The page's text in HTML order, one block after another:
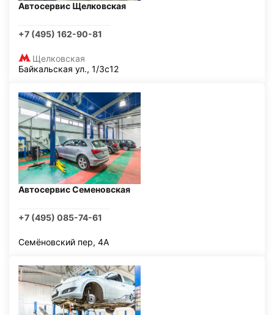
Автосервис Щелковская
+7 (495) 162-90-81
Щелковская
Байкальская ул., 1/3с12
Автосервис Семеновская
+7 (495) 085-74-61
Семёновский пер, 4А